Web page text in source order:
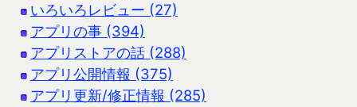
いろいろレビュー (27)
アプリの事 (394)
アプリストアの話 (288)
アプリ公開情報 (375)
アプリ更新/修正情報 (285)